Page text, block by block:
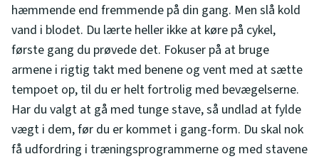
hæmmende end fremmende på din gang. Men slå kold
vand i blodet. Du lærte heller ikke at køre på cykel,
første gang du prøvede det. Fokuser på at bruge
armene i rigtig takt med benene og vent med at sætte
tempoet op, til du er helt fortrolig med bevægelserne.
Har du valgt at gå med tunge stave, så undlad at fylde
vægt i dem, før du er kommet i gang-form. Du skal nok
få udfordring i træningsprogrammerne og med stavene